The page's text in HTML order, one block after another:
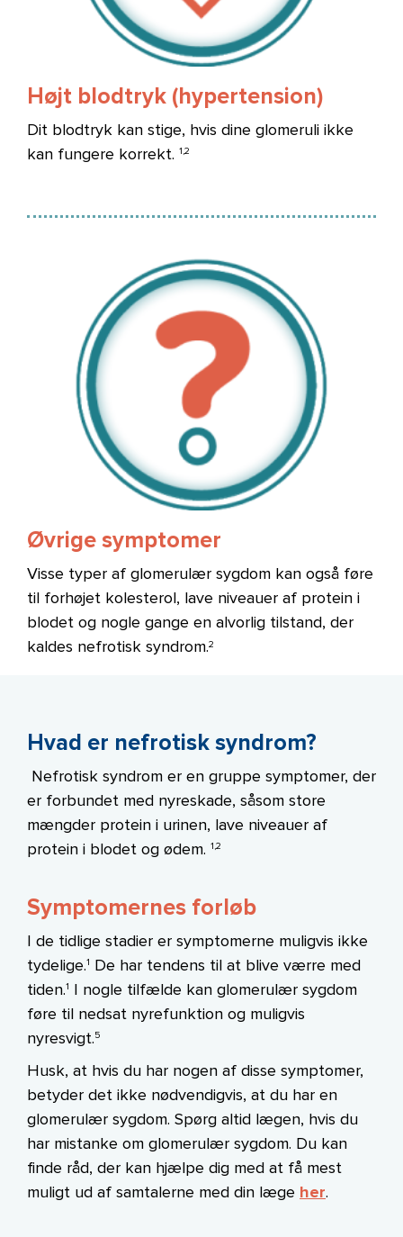
Højt blodtryk (hypertension)
Dit blodtryk kan stige, hvis dine glomeruli ikke
kan fungere korrekt. 1,2
Øvrige symptomer
Visse typer af glomerulær sygdom kan også føre
til forhøjet kolesterol, lave niveauer af protein i
blodet og nogle gange en alvorlig tilstand, der
kaldes nefrotisk syndrom.2
Hvad er nefrotisk syndrom?
Nefrotisk syndrom er en gruppe symptomer, der
er forbundet med nyreskade, såsom store
mængder protein i urinen, lave niveauer af
protein i blodet og ødem. 1,2
Symptomernes forløb
I de tidlige stadier er symptomerne muligvis ikke
tydelige.1 De har tendens til at blive værre med
tiden.1 I nogle tilfælde kan glomerulær sygdom
føre til nedsat nyrefunktion og muligvis
nyresvigt.5
Husk, at hvis du har nogen af disse symptomer,
betyder det ikke nødvendigvis, at du har en
glomerulær sygdom. Spørg altid lægen, hvis du
har mistanke om glomerulær sygdom. Du kan
finde råd, der kan hjælpe dig med at få mest
muligt ud af samtalerne med din læge her.